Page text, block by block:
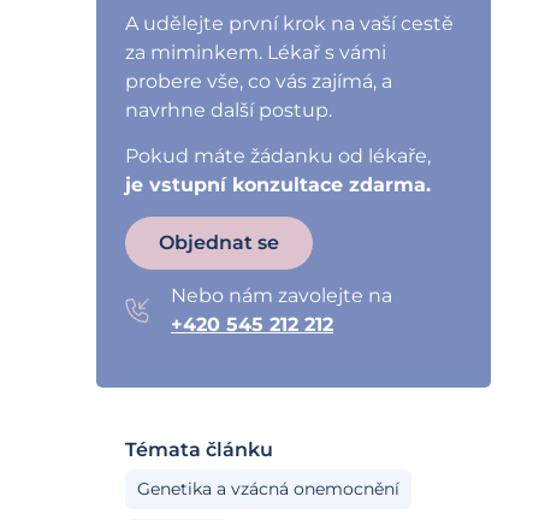
A udělejte první krok na vaší cestě
za miminkem. Lékař s vámi
probere vše, co vás zajímá, a
navrhne další postup.
Pokud máte žádanku od lékaře,
je vstupní konzultace zdarma.
Objednat se
Nebo nám zavolejte na
+420 545 212 212
Témata článku
Genetika a vzácná onemocnění